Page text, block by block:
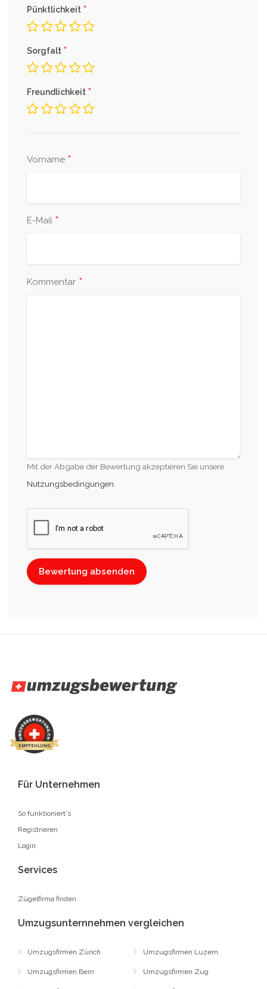
Pünktlichkeit *
Sorgfalt *
Freundlichkeit *
Vorname *
E-Mail *
Kommentar *
Mit der Abgabe der Bewertung akzeptieren Sie unsere
Nutzungsbedingungen
Für Unternehmen
So funktioniert's
Registrieren
Login
Services
Zügelfirma finden
Umzugsunternnehmen vergleichen
Umzugsfirmen Zürich
Umzugsfirmen Bern
Umzugsfirmen Luzern
Umzugsfirmen Zug